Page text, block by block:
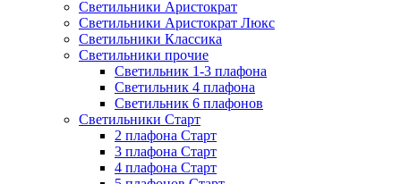
Светильники Аристократ
Светильники Аристократ Люкс
Светильники Классика
Светильники прочие
Светильник 1-3 плафона
Светильник 4 плафона
Светильник 6 плафонов
Светильники Старт
2 плафона Старт
3 плафона Старт
4 плафона Старт